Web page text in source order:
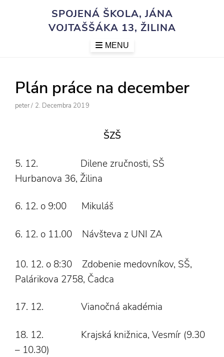
SPOJENÁ ŠKOLA, JÁNA
VOJTAŠŠÁKA 13, ŽILINA
MENU
Plán práce na december
Author
Peter/ Posted
2. Decembra 2019
ŠZŠ
5. 12. Dilene zručnosti, SŠ
Hurbanova 36, Žilina
6. 12. o 9:00 Mikuláš
6. 12. o 11.00 Návšteva z UNI ZA
10. 12. o 8:30 Zdobenie medovníkov, SŠ,
Palárikova 2758, Čadca
17. 12. Vianočná akadémia
18. 12. Krajská knižnica, Vesmír (9.30
– 10.30)